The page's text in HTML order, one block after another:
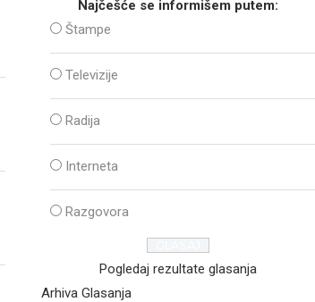
Najčešće se informišem putem:
Štampe
Televizije
Radija
Interneta
Razgovora
Pogledaj rezultate glasanja
Arhiva Glasanja